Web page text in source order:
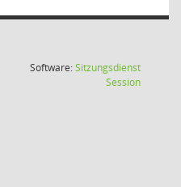
Software:Sitzungsdienst
Session(Wird in